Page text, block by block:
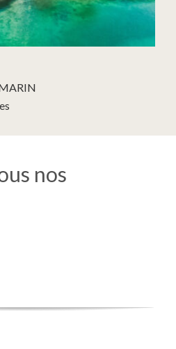
nos